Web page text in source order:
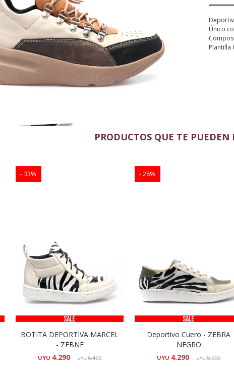
Único
Plantilla
PRODUCTOS QUE TE PUEDEN
33
BOTITA DEPORTIVA MARCEL
- ZEBNE
UYU 4.290 UYU6.490
28
Deportivo Cuero - ZEBRA
NEGRO
UYU 4.290 UYU5.990